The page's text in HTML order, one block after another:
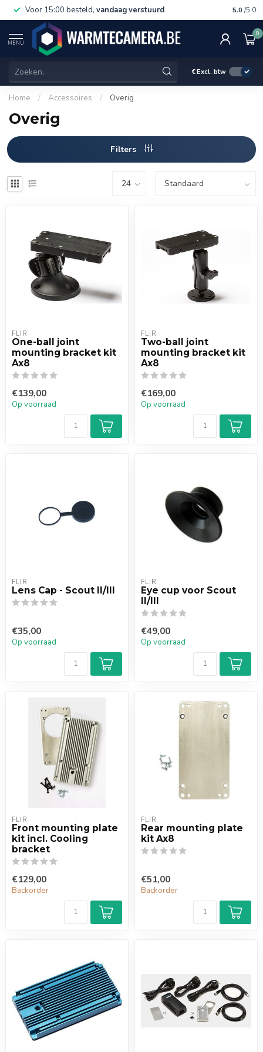
Voor 15:00 besteld, vandaag verstuurd Gratis
5.0 /5.0
MENU
0
€Excl. btw
Home / Accessoires / Overig
Overig
Filters
FLIR
One-ball joint
mounting bracket kit
Ax8
€139,00
Op voorraad
FLIR
Two-ball joint
mounting bracket kit
Ax8
€169,00
Op voorraad
FLIR
Lens Cap - Scout II/III
€35,00
Op voorraad
FLIR
Eye cup voor Scout
II/III
€49,00
Op voorraad
FLIR
Front mounting plate
kit incl. Cooling
bracket
€129,00
Backorder
FLIR
Rear mounting plate
kit Ax8
€51,00
Backorder